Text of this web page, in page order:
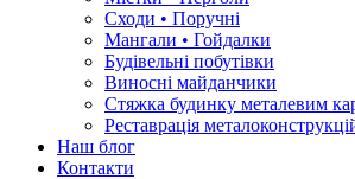
Сходи • Поручні
Мангали • Гойдалки
Будівельні побутівки
Виносні майданчики
Стяжка будинку металевим
Реставрація
Наш блог
Контакти